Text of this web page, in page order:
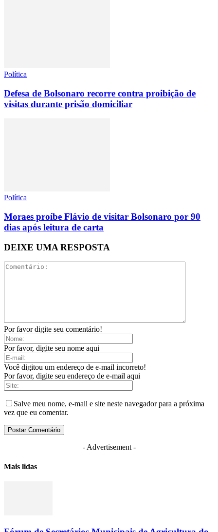
Política
Defesa de Bolsonaro recorre contra proibição de
visitas durante prisão domiciliar
Política
Moraes proíbe Flávio de visitar Bolsonaro por 90
dias após leitura de carta
DEIXE UMA RESPOSTA
Por favor digite seu comentário!
Por favor, digite seu nome aqui
Você digitou um endereço de e-mail incorreto!
Por favor, digite seu endereço de e-mail aqui
Salve meu nome, e-mail e site neste navegador para a próxima
vez que eu comentar.
- Advertisement -
Mais lidas